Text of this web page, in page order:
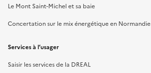
Le Mont Saint-Michel et sa baie
Concertation sur le mix énergétique en Normandie
Services à l’usager
Saisir les services de la DREAL